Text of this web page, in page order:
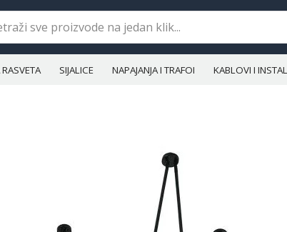
SIJALICE NAPAJANJA I TRAFOI KABLOVI I